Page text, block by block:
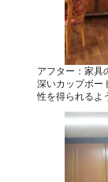
アフター：家具
深いカップボー
性を得られるよ